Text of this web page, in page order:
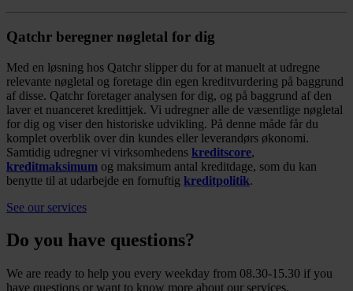
Qatchr beregner nøgletal for dig
Med en løsning hos Qatchr slipper du for at manuelt at udregne
relevante nøgletal og foretage din egen kreditvurdering på baggrund
af disse. Qatchr foretager analysen for dig, og på baggrund af den
laver et nuanceret kredittjek. Vi udregner alle de væsentlige nøgletal
for dig og viser den historiske udvikling. På denne måde får du
komplet overblik over din kundes eller leverandørs økonomi.
Samtidig udregner vi virksomhedens kreditscore,
kreditmaksimum og maksimum antal kreditdage, som du kan
benytte til at udarbejde en fornuftig kreditpolitik.
See our services
Do you have questions?
We are ready to help you every weekday from 08.30-15.30 if you
have questions or want to know more about our services.